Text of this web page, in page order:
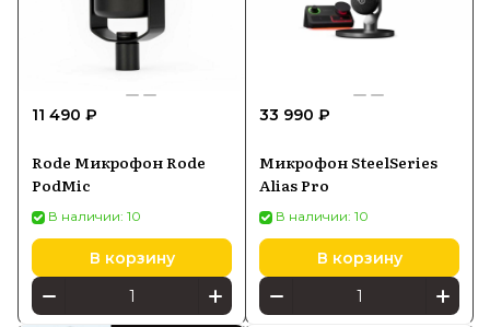
11 490 ₽
Rode Микрофон Rode
PodMic
В наличии: 10
В корзину
33 990 ₽
Микрофон SteelSeries
Alias ​​Pro
В наличии: 10
В корзину